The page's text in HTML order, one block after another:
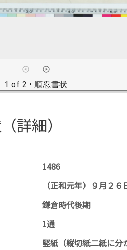
1 of 2 • 順忍書状
詳細）
1486
（正和元年）９月２６
鎌倉時代後期
1通
竪紙（縦切紙二紙に分